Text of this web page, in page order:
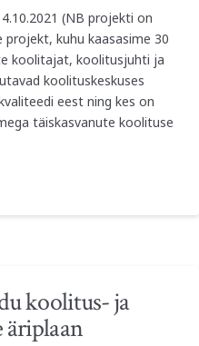
(NB projekti on
projekt, kuhu kaasasime 30
koolitajat, koolitusjuhti ja
koolituskeskuses
eest ning kes on
täiskasvanute koolituse
koolitus- ja
äriplaan